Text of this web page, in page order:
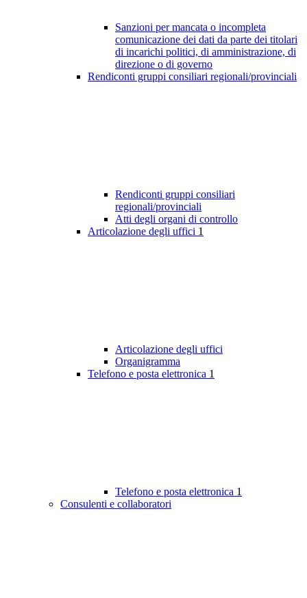
Sanzioni per mancata o incompleta
comunicazione dei dati da parte dei titolari
di incarichi politici, di amministrazione, di
direzione o di governo
Rendiconti gruppi consiliari regionali/provinciali
Rendiconti gruppi consiliari
regionali/provinciali
Atti degli organi di controllo
Articolazione degli uffici 1
Articolazione degli uffici
Organigramma
Telefono e posta elettronica 1
Telefono e posta elettronica 1
Consulenti e collaboratori